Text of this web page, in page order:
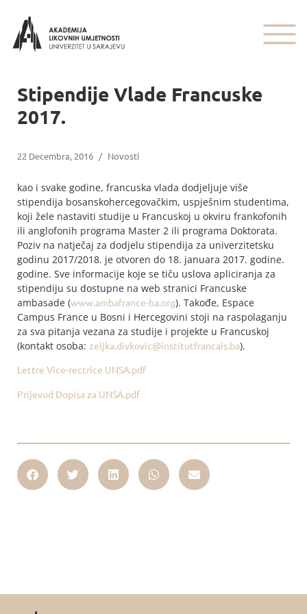
Stipendije Vlade Francuske
2017.
22 Decembra, 2016 / Novosti
kao i svake godine, francuska vlada dodjeljuje više
stipendija bosanskohercegovačkim, uspješnim studentima,
koji žele nastaviti studije u Francuskoj u okviru frankofonih
ili anglofonih programa Master 2 ili programa Doktorata.
Poziv na natječaj za dodjelu stipendija za univerzitetsku
godinu 2017/2018. je otvoren do 18. januara 2017. godine.
godine. Sve informacije koje se tiču uslova apliciranja za
stipendiju su dostupne na web stranici Francuske
ambasade (www.ambafrance-ba.org). Takođe, Espace
Campus France u Bosni i Hercegovini stoji na raspolaganju
za sva pitanja vezana za studije i projekte u Francuskoj
(kontakt osoba: zeljka.divkovic@institutfrancais.ba).
Lettre Vice-rectrice UNSA.pdf
Prijevod Dopisa za UNSA.pdf